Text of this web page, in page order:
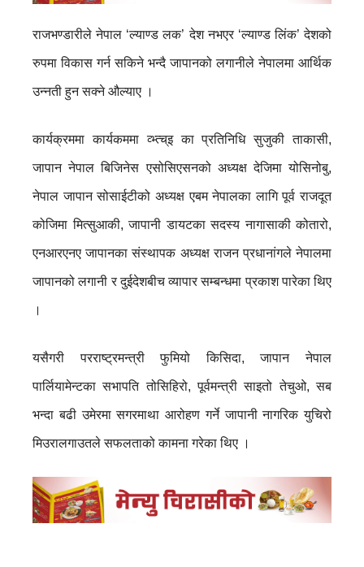
राजभण्डारीले नेपाल ‘ल्याण्ड लक’ देश नभएर ‘ल्याण्ड लिंक’ देशको
रुपमा विकास गर्न सकिने भन्दै जापानको लगानीले नेपालमा आर्थिक
उन्नती हुन सक्ने औल्याए ।
कार्यक्रममा कार्यकममा व्भ्त्च्इ का प्रतिनिधि सुजुकी ताकासी,
जापान नेपाल बिजिनेस एसोसिएसनको अध्यक्ष देजिमा योसिनोबु,
नेपाल जापान सोसाईटीको अध्यक्ष एबम नेपालका लागि पूर्व राजदूत
कोजिमा मित्सुआकी, जापानी डायटका सदस्य नागासाकी कोतारो,
एनआरएनए जापानका संस्थापक अध्यक्ष राजन प्रधानांगले नेपालमा
जापानको लगानी र दुईदेशबीच व्यापार सम्बन्धमा प्रकाश पारेका थिए
।
यसैगरी परराष्ट्रमन्त्री फुमियो किसिदा, जापान नेपाल
पार्लियामेन्टका सभापति तोसिहिरो, पूर्वमन्त्री साइतो तेचुओ, सब
भन्दा बढी उमेरमा सगरमाथा आरोहण गर्ने जापानी नागरिक युचिरो
मिउरालगाउतले सफलताको कामना गरेका थिए ।